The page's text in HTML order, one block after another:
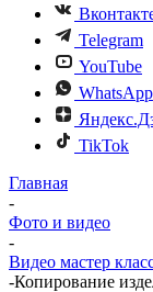
Telegram
YouTube
WhatsApp
TikTok
Главная
-
Фото и видео
-
Видео мастер
-Копирование